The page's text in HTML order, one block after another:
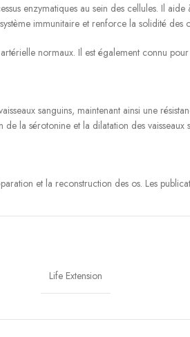
enzymatiques au sein des cellules. Il
immunitaire et renforce la solidité des
normaux. Il est également connu
sanguins, maintenant ainsi une
la sérotonine et la dilatation des vaisseaux
et la reconstruction des os. Les
ainsi qu\’une fonction endothéliale
Life Extension